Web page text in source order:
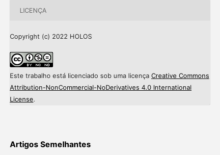
LICENÇA
Copyright (c) 2022 HOLOS
Este trabalho está licenciado sob uma licença Creative Commons
Attribution-NonCommercial-NoDerivatives 4.0 International
License.
Artigos Semelhantes